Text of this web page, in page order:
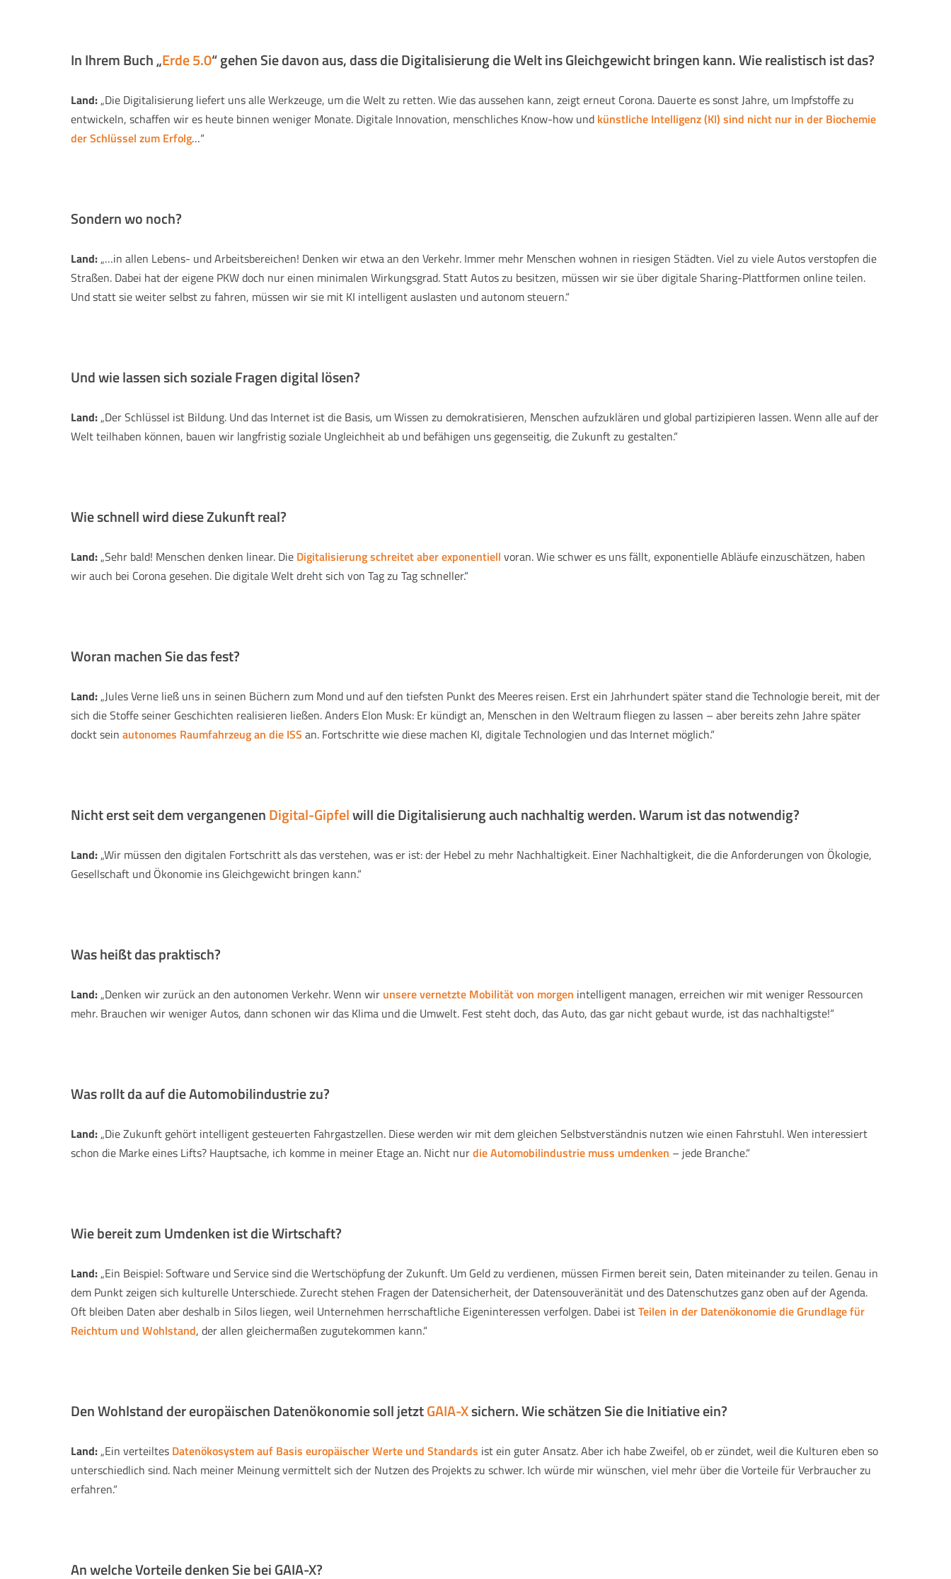
In Ihrem Buch „Erde 5.0“ gehen Sie davon aus, dass die Digitalisierung die Welt ins Gleichgewicht bringen kann. Wie realistisch ist das?
Land:„Die Digitalisierung liefert uns alle Werkzeuge, um die Welt zu retten. Wie das aussehen kann, zeigt erneut Corona. Dauerte es sonst Jahre, um Impfstoffe zu
entwickeln, schaffen wir es heute binnen weniger Monate. Digitale Innovation, menschliches Know-how und künstliche Intelligenz (KI) sind nicht nur in der Biochemie
der Schlüssel zum Erfolg…“
Sondern wo noch?
Land:„…in allen Lebens- und Arbeitsbereichen! Denken wir etwa an den Verkehr. Immer mehr Menschen wohnen in riesigen Städten. Viel zu viele Autos verstopfen die
Straßen. Dabei hat der eigene PKW doch nur einen minimalen Wirkungsgrad. Statt Autos zu besitzen, müssen wir sie über digitale Sharing-Plattformen online teilen.
Und statt sie weiter selbst zu fahren, müssen wir sie mit KI intelligent auslasten und autonom steuern.“
Und wie lassen sich soziale Fragen digital lösen?
Land:„Der Schlüssel ist Bildung. Und das Internet ist die Basis, um Wissen zu demokratisieren, Menschen aufzuklären und global partizipieren lassen. Wenn alle auf der
Welt teilhaben können, bauen wir langfristig soziale Ungleichheit ab und befähigen uns gegenseitig, die Zukunft zu gestalten.“
Wie schnell wird diese Zukunft real?
Land:„Sehr bald! Menschen denken linear. Die Digitalisierung schreitet aber exponentiell voran. Wie schwer es uns fällt, exponentielle Abläufe einzuschätzen, haben
wir auch bei Corona gesehen. Die digitale Welt dreht sich von Tag zu Tag schneller.“
Woran machen Sie das fest?
Land:„Jules Verne ließ uns in seinen Büchern zum Mond und auf den tiefsten Punkt des Meeres reisen. Erst ein Jahrhundert später stand die Technologie bereit, mit der
sich die Stoffe seiner Geschichten realisieren ließen. Anders Elon Musk: Er kündigt an, Menschen in den Weltraum fliegen zu lassen – aber bereits zehn Jahre später
dockt sein autonomes Raumfahrzeug an die ISS an. Fortschritte wie diese machen KI, digitale Technologien und das Internet möglich.“
Nicht erst seit dem vergangenenDigital-Gipfelwill die Digitalisierung auch nachhaltig werden. Warum ist das notwendig?
Land:„Wir müssen den digitalen Fortschritt als das verstehen, was er ist: der Hebel zu mehr Nachhaltigkeit. Einer Nachhaltigkeit, die die Anforderungen von Ökologie,
Gesellschaft und Ökonomie ins Gleichgewicht bringen kann.“
Was heißt das praktisch?
Land:„Denken wir zurück an den autonomen Verkehr. Wenn wir unsere vernetzte Mobilität von morgen intelligent managen, erreichen wir mit weniger Ressourcen
mehr. Brauchen wir weniger Autos, dann schonen wir das Klima und die Umwelt. Fest steht doch, das Auto, das gar nicht gebaut wurde, ist das nachhaltigste!“
Was rollt da auf die Automobilindustrie zu?
Land:„Die Zukunft gehört intelligent gesteuerten Fahrgastzellen. Diese werden wir mit dem gleichen Selbstverständnis nutzen wie einen Fahrstuhl. Wen interessiert
schon die Marke eines Lifts? Hauptsache, ich komme in meiner Etage an. Nicht nurdie Automobilindustrie muss umdenken – jede Branche.“
Wie bereit zum Umdenken ist die Wirtschaft?
Land:„Ein Beispiel: Software und Service sind die Wertschöpfung der Zukunft. Um Geld zu verdienen, müssen Firmen bereit sein, Daten miteinander zu teilen. Genau in
dem Punkt zeigen sich kulturelle Unterschiede. Zurecht stehen Fragen der Datensicherheit, der Datensouveränität und des Datenschutzes ganz oben auf der Agenda.
Oft bleiben Daten aber deshalb in Silos liegen, weil Unternehmen herrschaftliche Eigeninteressen verfolgen. Dabei istTeilen in der Datenökonomie die Grundlage für
Reichtum und Wohlstand, der allen gleichermaßen zugutekommen kann.“
Den Wohlstand der europäischen Datenökonomie soll jetztGAIA-Xsichern. Wie schätzen Sie die Initiative ein?
Land:„Ein verteiltes Datenökosystem auf Basis europäischer Werte und Standards ist ein guter Ansatz. Aber ich habe Zweifel, ob er zündet, weil die Kulturen eben so
unterschiedlich sind. Nach meiner Meinung vermittelt sich der Nutzen des Projekts zu schwer. Ich würde mir wünschen, viel mehr über die Vorteile für Verbraucher zu
erfahren.“
An welche Vorteile denken Sie bei GAIA-X?